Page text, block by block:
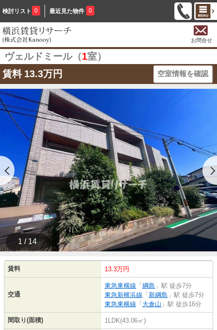
検討リスト 0 最近見た物件 0
お問合せ
ヴェルドミール（1室）
賃料 13.3万円 空室情報を確認
1 / 14
賃料 13.3万円
交通
東急東横線 「 綱島 」駅 徒歩7分
東急新横浜線 「 新綱島 」駅 徒歩7分
東急東横線 「 大倉山 」駅 徒歩16分
間取り(面積) 1LDK(43.06㎡)